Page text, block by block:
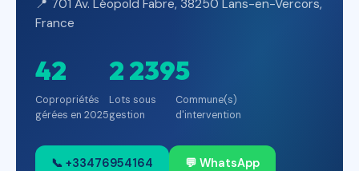
📍 701 Av. Léopold Fabre, 38250 Lans-en-Vercors,
France
42
Copropriétés
gérées en 2025
2 239
Lots sous
gestion
5
Commune(s)
d'intervention
📞 +33476954164 💬 WhatsApp